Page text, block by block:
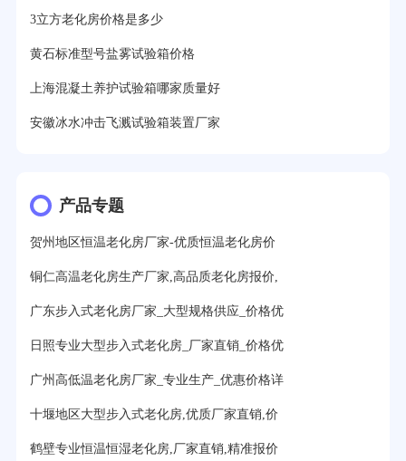
3立方老化房价格是多少
黄石标准型号盐雾试验箱价格
上海混凝土养护试验箱哪家质量好
安徽冰水冲击飞溅试验箱装置厂家
产品专题
贺州地区恒温老化房厂家-优质恒温老化房价
铜仁高温老化房生产厂家,高品质老化房报价,
广东步入式老化房厂家_大型规格供应_价格优
日照专业大型步入式老化房_厂家直销_价格优
广州高低温老化房厂家_专业生产_优惠价格详
十堰地区大型步入式老化房,优质厂家直销,价
鹤壁专业恒温恒湿老化房,厂家直销,精准报价